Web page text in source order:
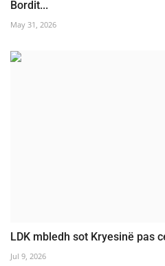
Bordit...
May 31, 2026
LDK mbledh sot Kryesinë pas
Jul 9, 2026